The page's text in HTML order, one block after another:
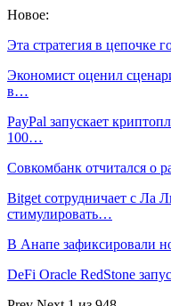
Новое:
Эта стратегия в цепочке
Экономист оценил
в…
PayPal запускает
100…
Совкомбанк отчитался о
Bitget сотрудничает с Ла
стимулировать…
В Анапе зафиксировали
DeFi Oracle RedStone